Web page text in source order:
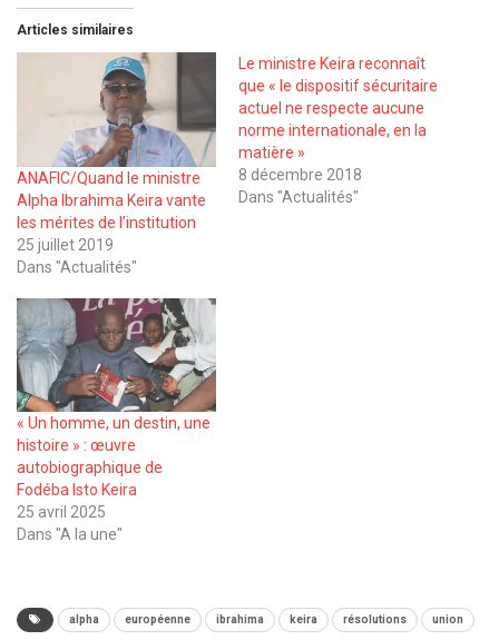
Articles similaires
ANAFIC/Quand le ministre
Alpha Ibrahima Keira vante
les mérites de l’institution
25 juillet 2019
Dans "Actualités"
Le ministre Keira reconnaît
que « le dispositif sécuritaire
actuel ne respecte aucune
norme internationale, en la
matière »
8 décembre 2018
Dans "Actualités"
« Un homme, un destin, une
histoire » : œuvre
autobiographique de
Fodéba Isto Keira
25 avril 2025
Dans "A la une"
alpha européenne ibrahima keira résolutions union